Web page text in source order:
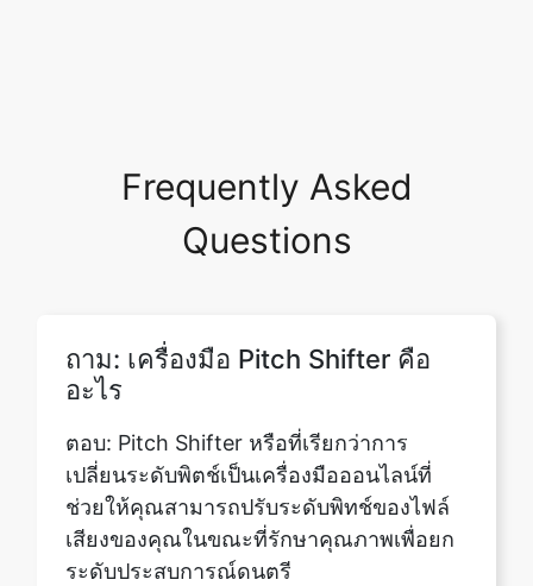
ถาม: เครื่องมือ Pitch Shifter คือ
ตอบ: Pitch Shifter หรือที่เรียกว่าการ
เปลี่ยนระดับพิตช์เป็นเครื่องมือออนไลน์ที่
ช่วยให้คุณสามารถปรับระดับพิทช์ของไฟล์
เสียงของคุณในขณะที่รักษาคุณภาพเพื่อยก
ระดับประสบการณ์ดนตรี
ถาม: ฉันสามารถยกเลิกหรือย้อน